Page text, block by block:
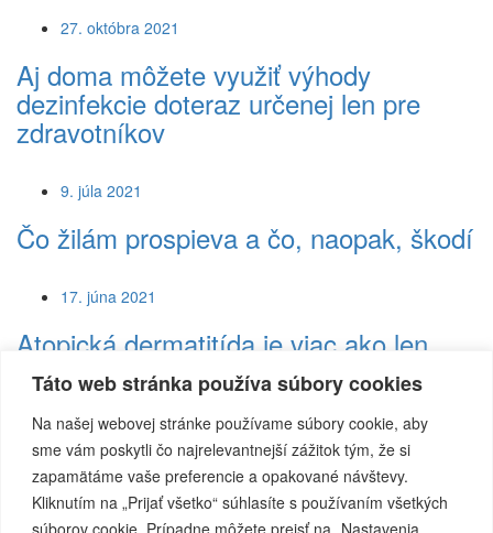
Táto web stránka používa súbory cookies
Na našej webovej stránke používame súbory cookie, aby
sme vám poskytli čo najrelevantnejší zážitok tým, že si
zapamätáme vaše preferencie a opakované návštevy.
Kliknutím na „Prijať všetko“ súhlasíte s používaním všetkých
súborov cookie. Prípadne môžete prejsť na „Nastavenia
27. októbra 2021
Aj doma môžete využiť výhody
dezinfekcie doteraz určenej len pre
zdravotníkov
9. júla 2021
Čo žilám prospieva a čo, naopak, škodí
17. júna 2021
Atopická dermatitída je viac ako len
stav kože
5. mája 2021
Hygiena rúk ako najefektívnejšej
prevencia proti infekciám